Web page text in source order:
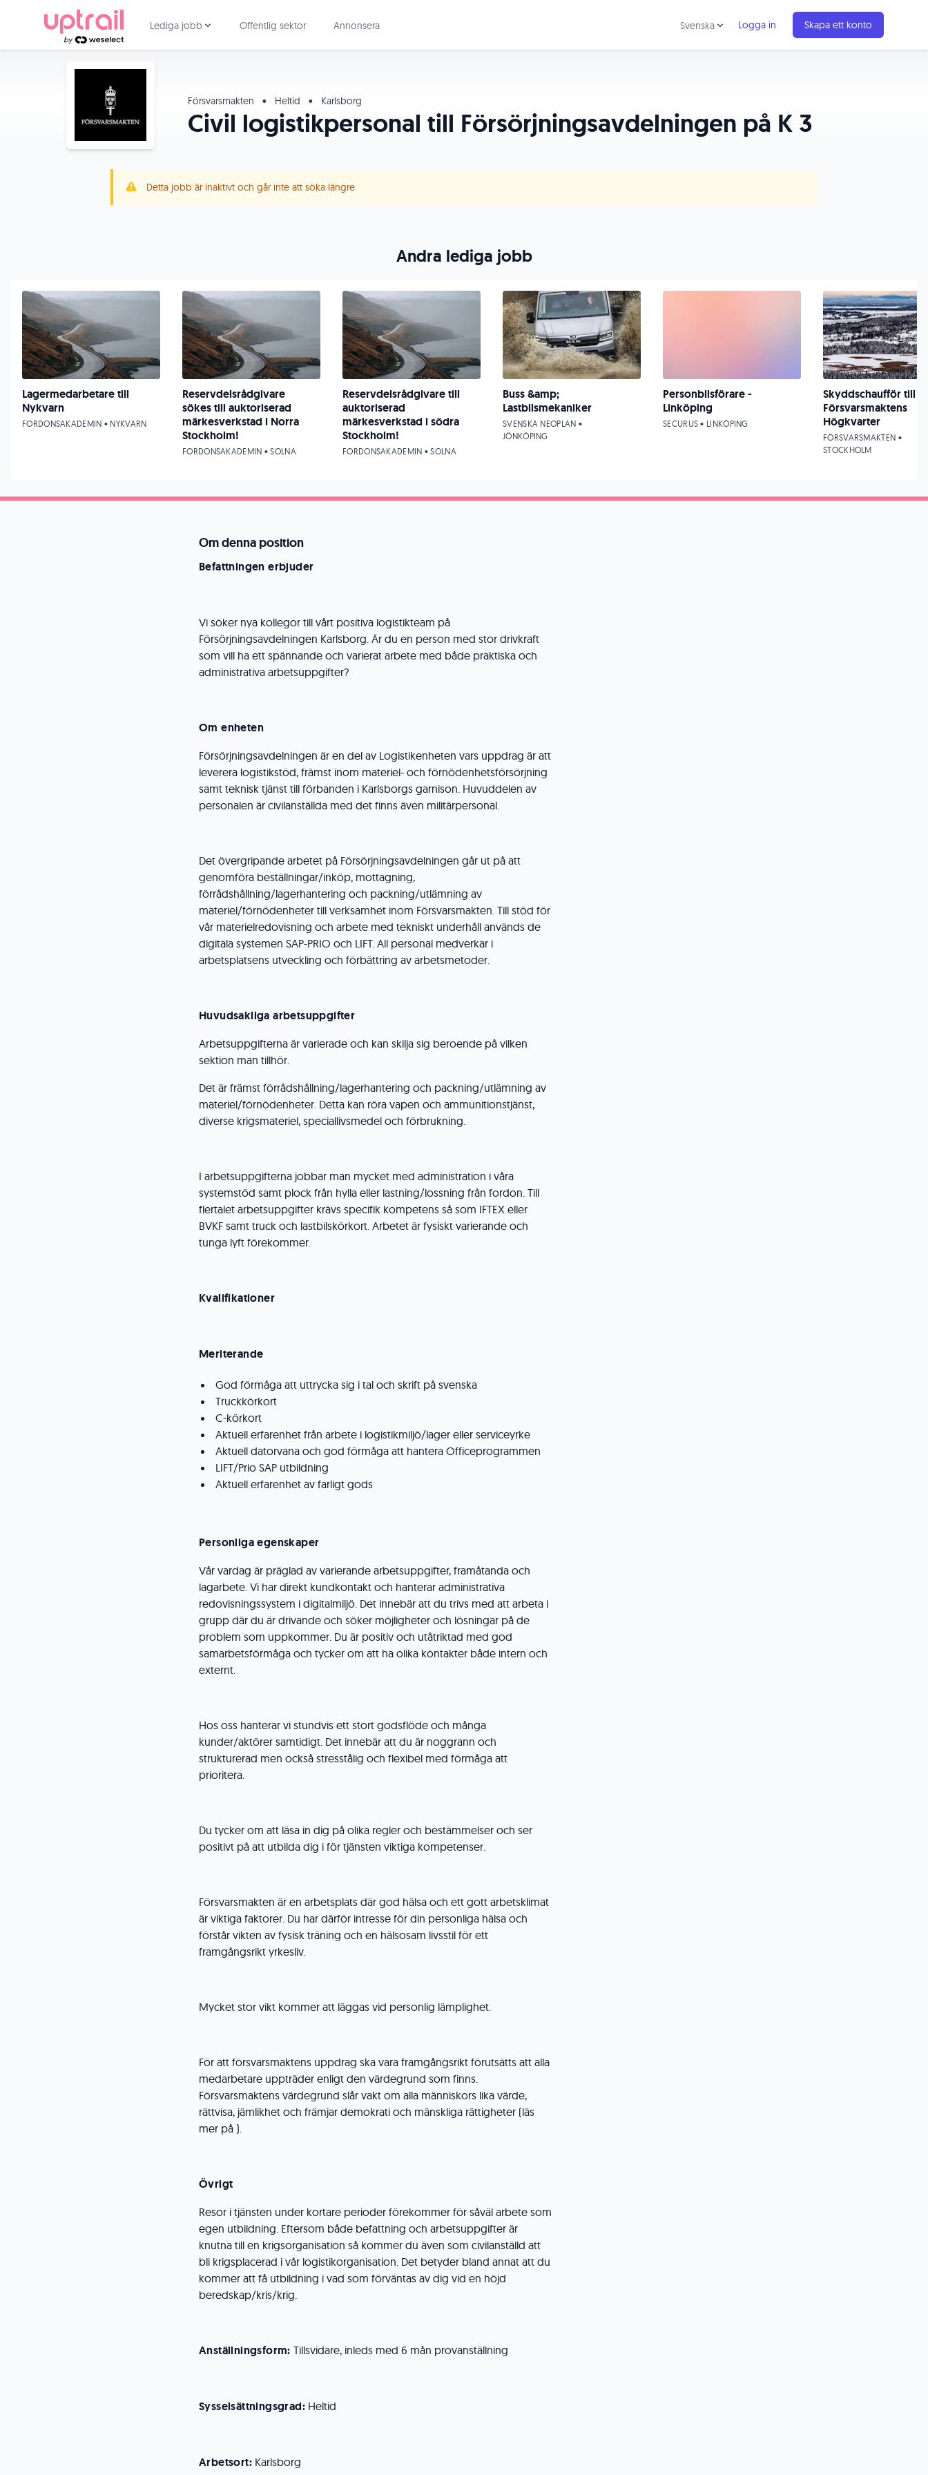
Lediga jobb Offentlig sektor Annonsera Svenska Logga in Skapa ett konto
Försvarsmakten • Heltid • Karlsborg
Civil logistikpersonal till Försörjningsavdelningen på K 3
Detta jobb är inaktivt och går inte att söka längre
Om denna position
Befattningen erbjuder
Vi söker nya kollegor till vårt positiva logistikteam på
Försörjningsavdelningen Karlsborg. Är du en person med stor drivkraft
som vill ha ett spännande och varierat arbete med både praktiska och
administrativa arbetsuppgifter?
Om enheten
Försörjningsavdelningen är en del av Logistikenheten vars uppdrag är att
leverera logistikstöd, främst inom materiel- och förnödenhetsförsörjning
samt teknisk tjänst till förbanden i Karlsborgs garnison. Huvuddelen av
personalen är civilanställda med det finns även militärpersonal.
Det övergripande arbetet på Försörjningsavdelningen går ut på att
genomföra beställningar/inköp, mottagning,
förrådshållning/lagerhantering och packning/utlämning av
materiel/förnödenheter till verksamhet inom Försvarsmakten. Till stöd för
vår materielredovisning och arbete med tekniskt underhåll används de
digitala systemen SAP-PRIO och LIFT. All personal medverkar i
arbetsplatsens utveckling och förbättring av arbetsmetoder.
Huvudsakliga arbetsuppgifter
Arbetsuppgifterna är varierade och kan skilja sig beroende på vilken
sektion man tillhör.
Det är främst förrådshållning/lagerhantering och packning/utlämning av
materiel/förnödenheter. Detta kan röra vapen och ammunitionstjänst,
diverse krigsmateriel, speciallivsmedel och förbrukning.
I arbetsuppgifterna jobbar man mycket med administration i våra
systemstöd samt plock från hylla eller lastning/lossning från fordon. Till
flertalet arbetsuppgifter krävs specifik kompetens så som IFTEX eller
BVKF samt truck och lastbilskörkort. Arbetet är fysiskt varierande och
tunga lyft förekommer.
Kvalifikationer
Meriterande
God förmåga att uttrycka sig i tal och skrift på svenska
Truckkörkort
C-körkort
Aktuell erfarenhet från arbete i logistikmiljö/lager eller serviceyrke
Aktuell datorvana och god förmåga att hantera Officeprogrammen
LIFT/Prio SAP utbildning
Aktuell erfarenhet av farligt gods
Personliga egenskaper
Vår vardag är präglad av varierande arbetsuppgifter, framåtanda och
lagarbete. Vi har direkt kundkontakt och hanterar administrativa
redovisningssystem i digitalmiljö. Det innebär att du trivs med att arbeta i
grupp där du är drivande och söker möjligheter och lösningar på de
problem som uppkommer. Du är positiv och utåtriktad med god
samarbetsförmåga och tycker om att ha olika kontakter både intern och
externt.
Hos oss hanterar vi stundvis ett stort godsflöde och många
kunder/aktörer samtidigt. Det innebär att du är noggrann och
strukturerad men också stresstålig och flexibel med förmåga att
prioritera.
Du tycker om att läsa in dig på olika regler och bestämmelser och ser
positivt på att utbilda dig i för tjänsten viktiga kompetenser.
Försvarsmakten är en arbetsplats där god hälsa och ett gott arbetsklimat
är viktiga faktorer. Du har därför intresse för din personliga hälsa och
förstår vikten av fysisk träning och en hälsosam livsstil för ett
framgångsrikt yrkesliv.
Mycket stor vikt kommer att läggas vid personlig lämplighet.
För att försvarsmaktens uppdrag ska vara framgångsrikt förutsätts att alla
medarbetare uppträder enligt den värdegrund som finns.
Försvarsmaktens värdegrund slår vakt om alla människors lika värde,
rättvisa, jämlikhet och främjar demokrati och mänskliga rättigheter (läs
mer på ).
Övrigt
Resor i tjänsten under kortare perioder förekommer för såväl arbete som
egen utbildning. Eftersom både befattning och arbetsuppgifter är
knutna till en krigsorganisation så kommer du även som civilanställd att
bli krigsplacerad i vår logistikorganisation. Det betyder bland annat att du
kommer att få utbildning i vad som förväntas av dig vid en höjd
beredskap/kris/krig.
Anställningsform: Tillsvidare, inleds med 6 mån provanställning
Sysselsättningsgrad: Heltid
Arbetsort: Karlsborg
Andra lediga jobb
Lagermedarbetare till
Nykvarn
FORDONSAKADEMIN • NYKVARN
Reservdelsrådgivare
sökes till auktoriserad
märkesverkstad i Norra
Stockholm!
FORDONSAKADEMIN • SOLNA
Reservdelsrådgivare till
auktoriserad
märkesverkstad i södra
Stockholm!
FORDONSAKADEMIN • SOLNA
Buss &amp;
Lastbilsmekaniker
SVENSKA NEOPLAN •
JÖNKÖPING
Personbilsförare -
Linköping
SECURUS • LINKÖPING
Skyddschaufför till
Försvarsmaktens
Högkvarter
FÖRSVARSMAKTEN •
STOCKHOLM